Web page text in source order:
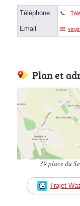
Téléphone
Email
Plan et
39 place du
Trajet